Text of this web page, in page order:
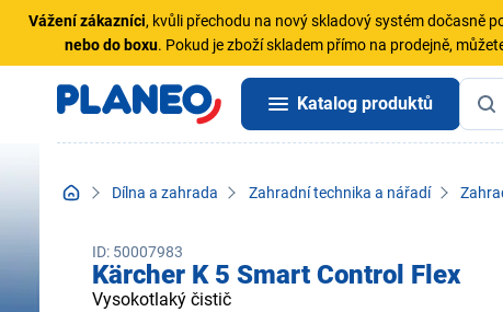
Vážení zákazníci, kvůli přechodu na nový skladový systém dočasně
nebo do boxu. Pokud je zboží skladem přímo na prodejně,
Katalog produktů
Dílna a zahrada Zahradní technika a nářadí
ID: 50007983
Kärcher K 5 Smart Control Flex
Vysokotlaký čistič